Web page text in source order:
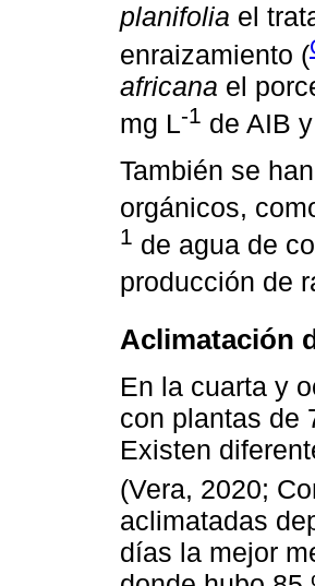
planifolia el
enraizamiento (
africana el
mg L-1 de AIB
También se
orgánicos,
1 de agua de
producción de
Aclimatación
En la cuarta y
con plantas de
Existen
(Vera, 2020;
aclimatadas
días la mejor